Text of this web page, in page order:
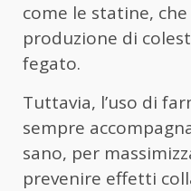
come le statine,
produzione di
fegato.
Tuttavia, l’uso di
sempre
sano, per
prevenire effetti